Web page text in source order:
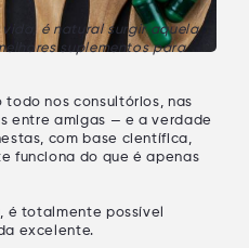
vida, é natural surgir aquela
suplementos para
nos consultórios, nas
entre amigas — e a verdade
com base científica,
funciona do que é apenas
é totalmente possível
excelente.